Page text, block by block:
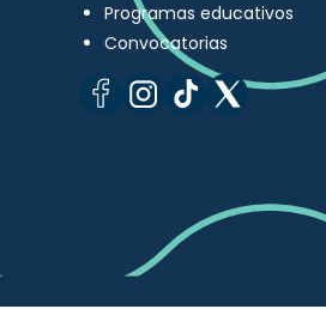
Programas educativos
Convocatorias